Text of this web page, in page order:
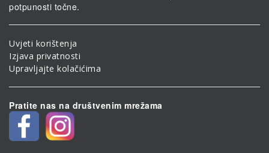
potpunosti točne.
Uvjeti korištenja
Izjava privatnosti
Upravljajte kolačićima
Pratite nas na društvenim mrežama